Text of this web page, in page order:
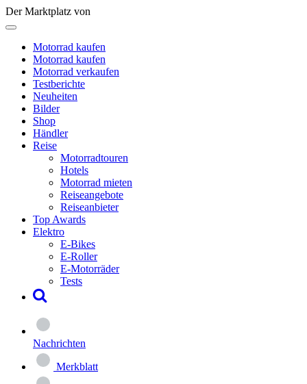
Der Marktplatz von
Motorrad kaufen
Motorrad kaufen
Motorrad verkaufen
Testberichte
Neuheiten
Bilder
Shop
Händler
Reise
Motorradtouren
Hotels
Motorrad mieten
Reiseangebote
Reiseanbieter
Top Awards
Elektro
E-Bikes
E-Roller
E-Motorräder
Tests
Nachrichten
Merkblatt